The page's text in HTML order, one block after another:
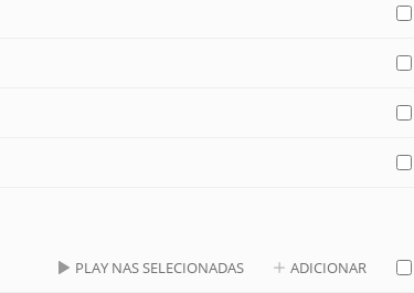
PLAY NAS SELECIONADAS ADICIONAR